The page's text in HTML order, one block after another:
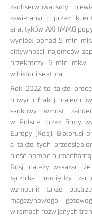
zaobserwowaliśmy
zawieranych przez
analityków AXI IMMO
wyniósł ponad 5 mln
aktywności najemców
przekroczy 6 mln mkw.
w historii sektora.
Rok 2022 to także
nowych frakcji
skokowy wzrost
w Polsce przez firmy
Europy (Rosji, Białorusi
a także tych
nieść pomoc
Rosji należy wskazać,
łącznika pomiędzy
wzmocnił także
magazynowego,
w ramach rozwijanych